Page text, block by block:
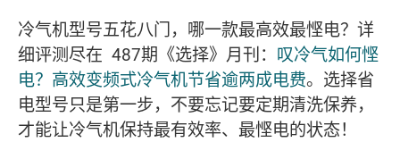
冷气机型号五花八门，哪一款最高效最悭电？详
细评测尽在 487期《选择》月刊： 叹冷气如何悭
电？高效变频式冷气机节省逾两成电费。选择省
电型号只是第一步，不要忘记要定期清洗保养，
才能让冷气机保持最有效率、最悭电的状态！